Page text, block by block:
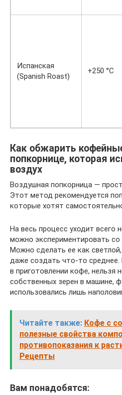
Испанская
(Spanish Roast)
+250 °C
Как обжарить
попкорнице, которая
воздух
Воздушная попкорница —
Этот метод рекомендуется
которые хотят
На весь процесс уходит всего
можно экспериментировать со
Можно сделать ее как
даже создать что-то среднее.
в приготовлении кофе, нельзя
собственных зерен в машине,
использовались лишь
Читайте также: Кофе с
полезные свойства
противопоказания к
Рецепты
Вам понадобятся: